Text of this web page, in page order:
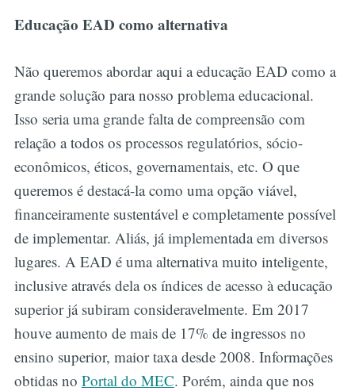
Educação EAD como alternativa
Não queremos abordar aqui a educação EAD como a
grande solução para nosso problema educacional.
Isso seria uma grande falta de compreensão com
relação a todos os processos regulatórios, sócio-
econômicos, éticos, governamentais, etc. O que
queremos é destacá-la como uma opção viável,
financeiramente sustentável e completamente possível
de implementar. Aliás, já implementada em diversos
lugares. A EAD é uma alternativa muito inteligente,
inclusive através dela os índices de acesso à educação
superior já subiram consideravelmente. Em 2017
houve aumento de mais de 17% de ingressos no
ensino superior, maior taxa desde 2008. Informações
obtidas no Portal do MEC. Porém, ainda que nos